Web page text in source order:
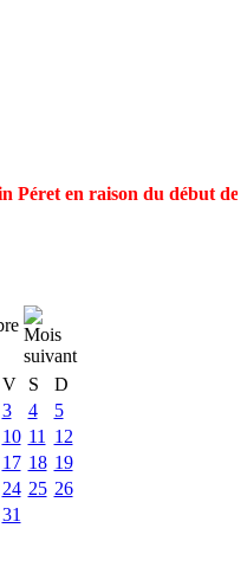
Péret en raison du début
V S
D
3 4
5
10 11
12
17 18 19
24 25 26
31